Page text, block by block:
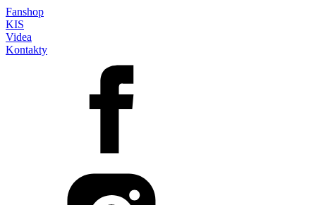
Fanshop
KIS
Videa
Kontakty